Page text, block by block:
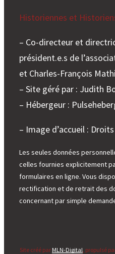
Historiennes et
– Co-directeur et
président.e.s de
et Charles-François
– Site géré par : Judith
– Hébergeur :
– Image d’accueil :
Les seules données
celles fournies explicitement
formulaires en ligne. Vous
rectification et de retrait des
concernant par simple
Site créé par MLN-Digital , propulsé